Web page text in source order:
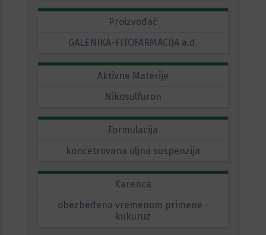
Proizvođač
GALENIKA-FITOFARMACIJA a.d.
Aktivne Materije
Nikosulfuron
Formulacija
koncetrovana uljna suspenzija
Karenca
obezbeđena vremenom primene -
kukuruz